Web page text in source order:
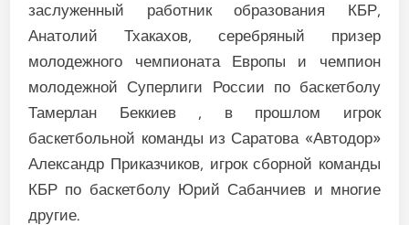
заслуженный работник образования КБР,
Анатолий Тхакахов, серебряный призер
молодежного чемпионата Европы и чемпион
молодежной Суперлиги России по баскетболу
Тамерлан Беккиев , в прошлом игрок
баскетбольной команды из Саратова «Автодор»
Александр Приказчиков, игрок сборной команды
КБР по баскетболу Юрий Сабанчиев и многие
другие.